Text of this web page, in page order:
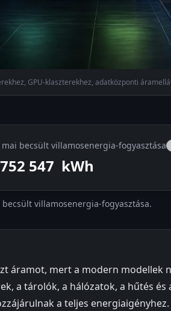
GPU-klaszterekhez, adatközponti
becsült villamosenergia-fogyasztása
853 kWh
villamosenergia-fogyasztása.
áramot, mert a modern modellek
a tárolók, a hálózatok, a hűtés és
a teljes energiaigényhez.